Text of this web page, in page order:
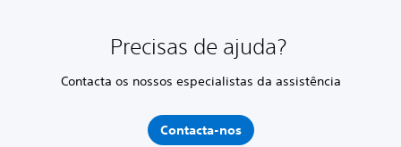
Precisas de ajuda?
Contacta os nossos especialistas da assistência
Contacta-nos